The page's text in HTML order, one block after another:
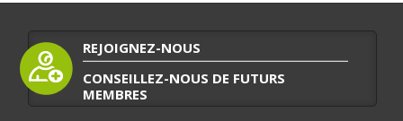
REJOIGNEZ-NOUS
CONSEILLEZ-NOUS DE FUTURS
MEMBRES